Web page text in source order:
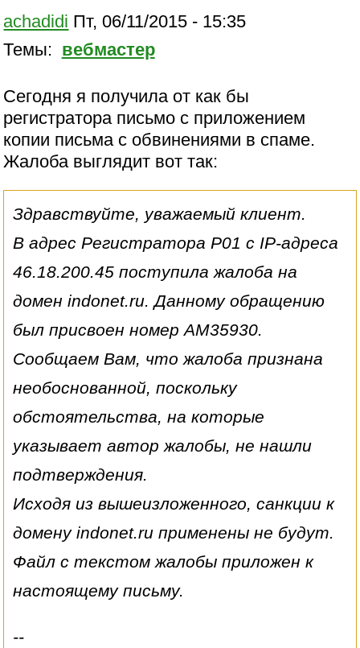
achadidi Пт, 06/11/2015 - 15:35
Темы: вебмастер
Сегодня я получила от как бы
регистратора письмо с приложением
копии письма с обвинениями в спаме.
Жалоба выглядит вот так:
Здравствуйте, уважаемый клиент.
В адрес Регистратора Р01 с IP-адреса
46.18.200.45 поступила жалоба на
домен indonet.ru. Данному обращению
был присвоен номер AM35930.
Сообщаем Вам, что жалоба признана
необоснованной, поскольку
обстоятельства, на которые
указывает автор жалобы, не нашли
подтверждения.
Исходя из вышеизложенного, санкции к
домену indonet.ru применены не будут.
Файл с текстом жалобы приложен к
настоящему письму.
--